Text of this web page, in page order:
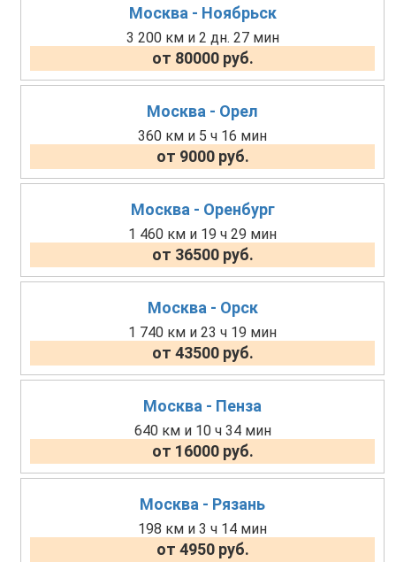
Москва - Ноябрьск
3 200 км и 2 дн. 27 мин
от 80000 руб.
Москва - Орел
360 км и 5 ч 16 мин
от 9000 руб.
Москва - Оренбург
1 460 км и 19 ч 29 мин
от 36500 руб.
Москва - Орск
1 740 км и 23 ч 19 мин
от 43500 руб.
Москва - Пенза
640 км и 10 ч 34 мин
от 16000 руб.
Москва - Рязань
198 км и 3 ч 14 мин
от 4950 руб.